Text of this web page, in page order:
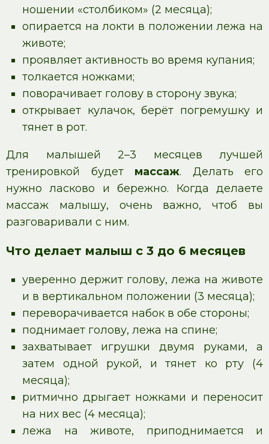
ношении «столбиком» (2 месяца);
опирается на локти в положении лежа на
животе;
проявляет активность во время купания;
толкается ножками;
поворачивает голову в сторону звука;
открывает кулачок, берёт погремушку и
тянет в рот.
Для малышей 2–3 месяцев лучшей
тренировкой будет массаж. Делать его
нужно ласково и бережно. Когда делаете
массаж малышу, очень важно, чтоб вы
разговаривали с ним.
Что делает малыш с 3 до 6 месяцев
уверенно держит голову, лежа на животе
и в вертикальном положении (3 месяца);
переворачивается набок в обе стороны;
поднимает голову, лежа на спине;
захватывает игрушки двумя руками, а
затем одной рукой, и тянет ко рту (4
месяца);
ритмично дрыгает ножками и переносит
на них вес (4 месяца);
лежа на животе, приподнимается и